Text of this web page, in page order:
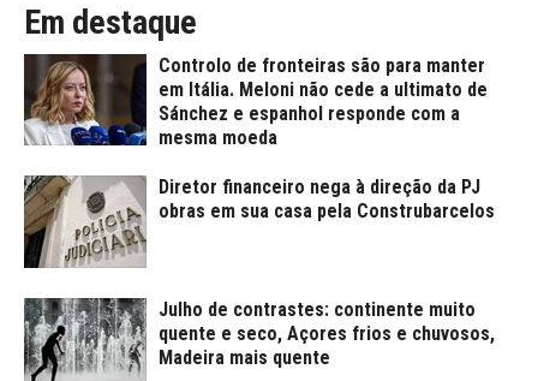
Em destaque
Controlo de fronteiras são para manter
em Itália. Meloni não cede a ultimato de
Sánchez e espanhol responde com a
mesma moeda
Diretor financeiro nega à direção da PJ
obras em sua casa pela Construbarcelos
Julho de contrastes: continente muito
quente e seco, Açores frios e chuvosos,
Madeira mais quente